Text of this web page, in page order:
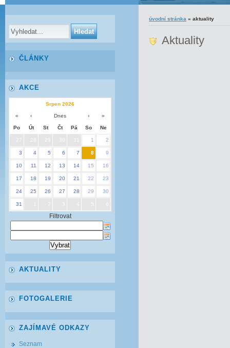
úvodní stránka » aktuality
Aktuality
ČLÁNKY
AKCE
Srpen 2026
« ‹ Dnes › »
Po Út St Čt Pá So Ne
27 29 30 31 1 2
3 4 5 6 7 8 9
10 11 12 13 14 15 16
17 18 19 20 21 22 23
24 25 26 27 28 29 30
31 3 5
Filtrovat
AKTUALITY
FOTOGALERIE
ZAJÍMAVÉ ODKAZY
Seznam